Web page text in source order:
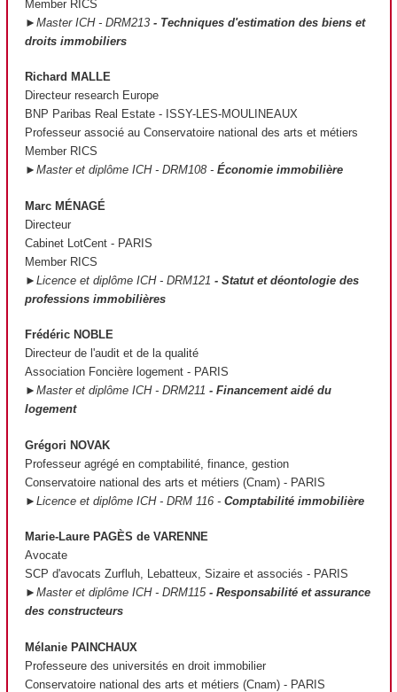
Member RICS
►Master ICH - DRM213 - Techniques d'estimation des biens et
droits immobiliers
Richard MALLE
Directeur research Europe
BNP Paribas Real Estate - ISSY-LES-MOULINEAUX
Professeur associé au Conservatoire national des arts et métiers
Member RICS
►Master et diplôme ICH - DRM108 - Économie immobilière
Marc MÉNAGÉ
Directeur
Cabinet LotCent - PARIS
Member RICS
►Licence et diplôme ICH - DRM121 - Statut et déontologie des
professions immobilières
Frédéric NOBLE
Directeur de l'audit et de la qualité
Association Foncière logement - PARIS
►Master et diplôme ICH - DRM211 - Financement aidé du
logement
Grégori NOVAK
Professeur agrégé en comptabilité, finance, gestion
Conservatoire national des arts et métiers (Cnam) - PARIS
►Licence et diplôme ICH - DRM 116 - Comptabilité immobilière
Marie-Laure PAGÈS de VARENNE
Avocate
SCP d'avocats Zurfluh, Lebatteux, Sizaire et associés - PARIS
►Master et diplôme ICH - DRM115- Responsabilité et assurance
des constructeurs
Mélanie PAINCHAUX
Professeure des universités en droit immobilier
Conservatoire national des arts et métiers (Cnam) - PARIS